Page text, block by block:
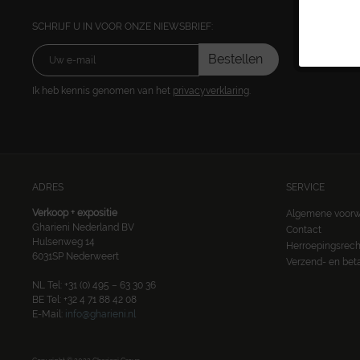
SCHRIJF U IN VOOR ONZE NIEWSBRIEF:
Bestellen
Ik heb kennis genomen van het privacyverklaring
ADRES
Verkoop + expositie
Gharieni Nederland BV
Hulsenweg 14
6031SP Nederweert
NL Tel: +31 (0) 495 – 63 30 36
BE Tel: +32 4 71 88 42 08
E-Mail: info@gharieni.nl
SERVICE
Algemene
Contact
Verzend- en